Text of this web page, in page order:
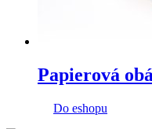
Papierová
Do eshopu